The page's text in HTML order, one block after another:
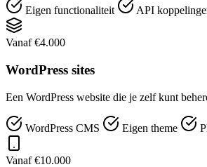
Eigen functionaliteit API
Vanaf €4.000
WordPress sites
Een WordPress website die je zelf kunt
WordPress CMS Eigen theme
Vanaf €10.000